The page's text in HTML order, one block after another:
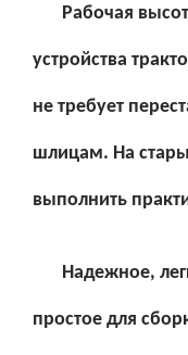
Рабочая
устройства
не требует
шлицам. На
выполнить
Надежное,
простое для